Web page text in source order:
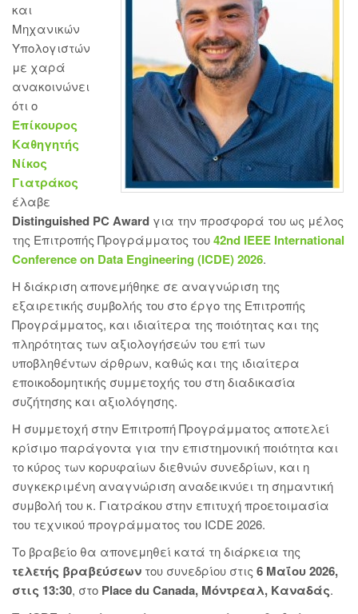
και
Μηχανικών
Υπολογιστών
με χαρά
ανακοινώνει
ότι ο
Επίκουρος
Καθηγητής
Νίκος
Γιατράκος
έλαβε
Distinguished PC Award για την προσφορά του ως μέλος
της Επιτροπής Προγράμματος του42nd IEEE International
Conference on Data Engineering (ICDE) 2026.
Η διάκριση απονεμήθηκε σε αναγνώριση της
εξαιρετικής συμβολής του στο έργο της Επιτροπής
Προγράμματος, και ιδιαίτερα της ποιότητας και της
πληρότητας των αξιολογήσεών του επί των
υποβληθέντων άρθρων, καθώς και της ιδιαίτερα
εποικοδομητικής συμμετοχής του στη διαδικασία
συζήτησης και αξιολόγησης.
Η συμμετοχή στην Επιτροπή Προγράμματος αποτελεί
κρίσιμο παράγοντα για την επιστημονική ποιότητα και
το κύρος των κορυφαίων διεθνών συνεδρίων, και η
συγκεκριμένη αναγνώριση αναδεικνύει τη σημαντική
συμβολή του κ. Γιατράκου στην επιτυχή προετοιμασία
του τεχνικού προγράμματος του ICDE 2026.
Το βραβείο θα απονεμηθεί κατά τη διάρκεια της
τελετής βραβεύσεων του συνεδρίου στις 6 Μαΐου 2026,
στις 13:30, στο Place du Canada, Μόντρεαλ, Καναδάς.